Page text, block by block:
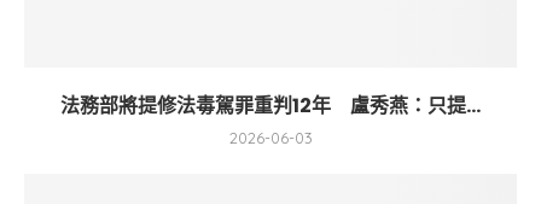
法務部將提修法毒駕罪重判12年 盧秀燕：只提...
2026-06-03